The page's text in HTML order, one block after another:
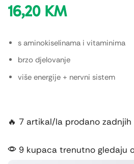
16,20 KM
s aminokiselinama i vitaminima
brzo djelovanje
više energije + nervni sistem
🔥 7 artikal/la prodano
9 kupaca trenutno gledaju